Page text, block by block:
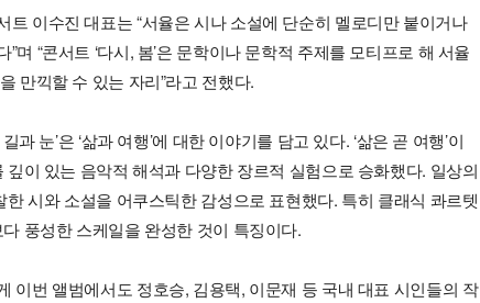
트 이수진 대표는 “서율은 시나 소설에 단순히 멜로디만 붙이거나
며 “콘서트 ‘다시, 봄’은 문학이나 문학적 주제를 모티프로 해 서율
만끽할 수 있는 자리”라고 전했다.
과 눈’은 ‘삶과 여행’에 대한 이야기를 담고 있다. ‘삶은 곧 여행’이
이 있는 음악적 해석과 다양한 장르적 실험으로 승화했다. 일상의
시와 소설을 어쿠스틱한 감성으로 표현했다. 특히 클래식 콰르텟
풍성한 스케일을 완성한 것이 특징이다.
이번 앨범에서도 정호승, 김용택, 이문재 등 국내 대표 시인들의 작